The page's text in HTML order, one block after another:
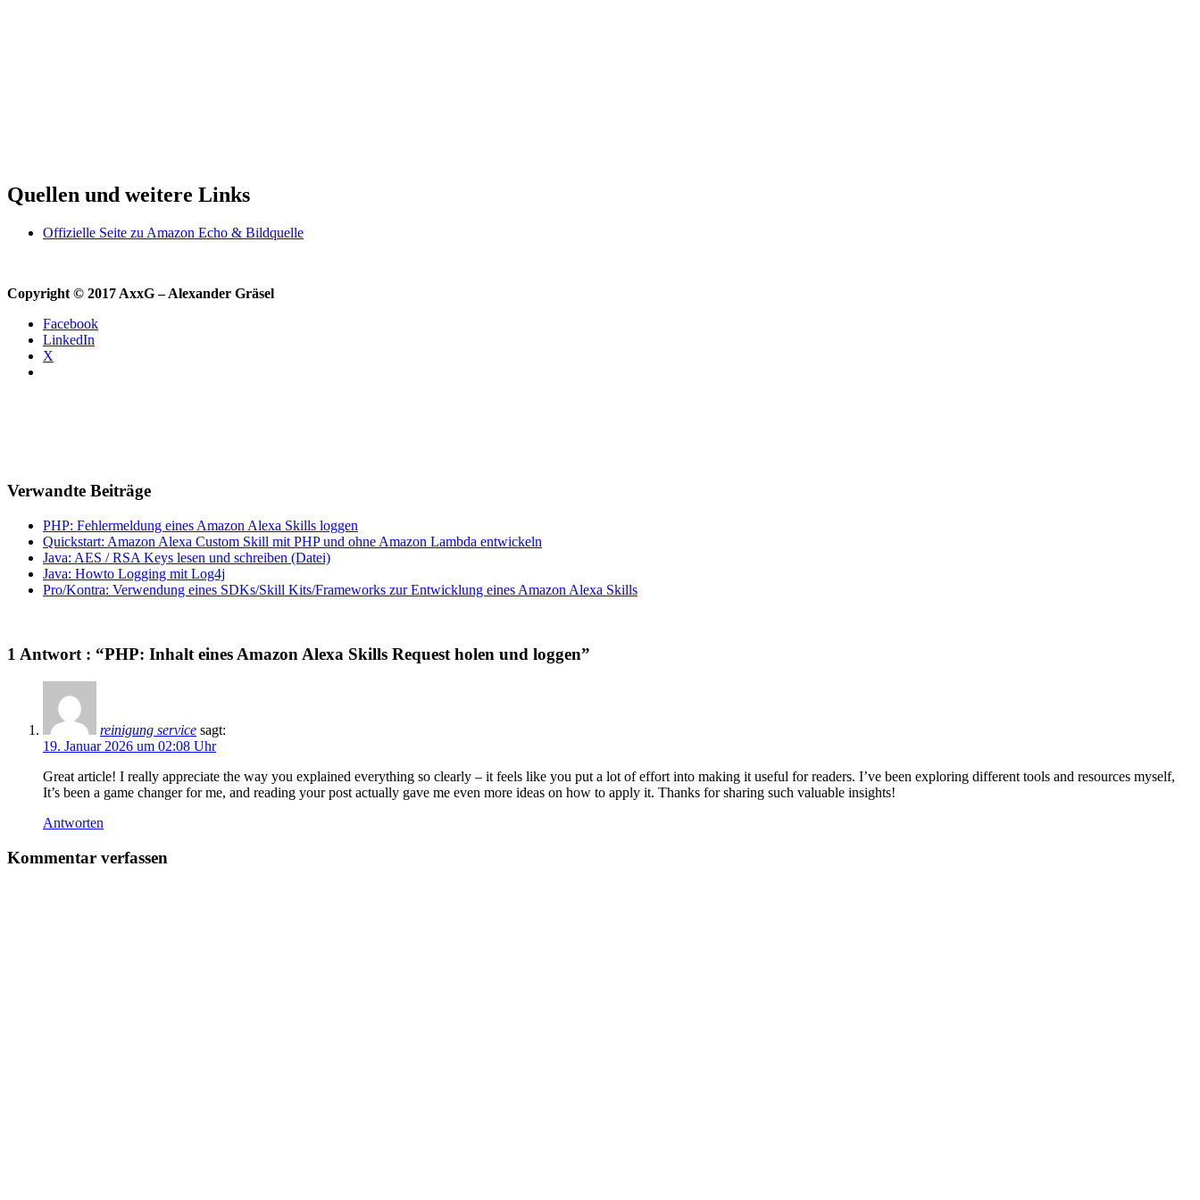
Quellen und weitere Links
Offizielle Seite zu Amazon Echo & Bildquelle
Copyright © 2017 AxxG – Alexander Gräsel
Facebook
LinkedIn
X
Verwandte Beiträge
PHP: Fehlermeldung eines Amazon Alexa Skills loggen
Quickstart: Amazon Alexa Custom Skill mit PHP und ohne Amazon Lambda entwickeln
Java: AES / RSA Keys lesen und schreiben (Datei)
Java: Howto Logging mit Log4j
Pro/Kontra: Verwendung eines SDKs/Skill Kits/Frameworks zur Entwicklung eines Amazon Alexa Skills
1 Antwort : “PHP: Inhalt eines Amazon Alexa Skills Request holen und loggen”
reinigung service sagt:
19. Januar 2026 um 02:08 Uhr
Great article! I really appreciate the way you explained everything so clearly – it feels like you put a lot of effort into making it useful for readers. I’ve been exploring different tools and resources myself,
It’s been a game changer for me, and reading your post actually gave me even more ideas on how to apply it. Thanks for sharing such valuable insights!
Antworten
Kommentar verfassen